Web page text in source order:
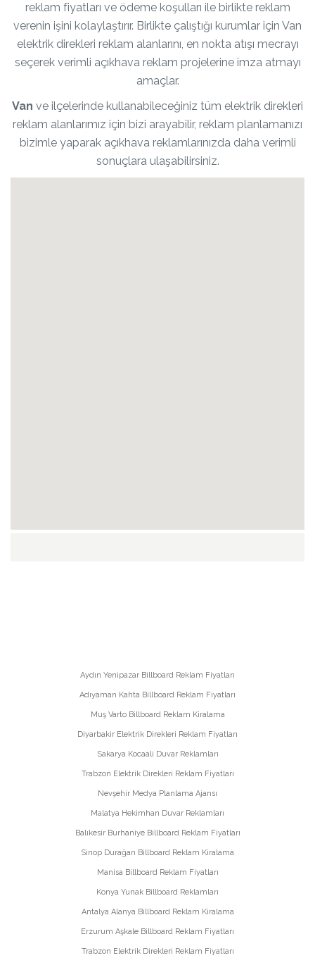
reklam fiyatları ve ödeme koşulları ile birlikte reklam
verenin işini kolaylaştırır. Birlikte çalıştığı kurumlar için Van
elektrik direkleri reklam alanlarını, en nokta atışı mecrayı
seçerek verimli açıkhava reklam projelerine imza atmayı
amaçlar.
Van ve ilçelerinde kullanabileceğiniz tüm elektrik direkleri
reklam alanlarımız için bizi arayabilir, reklam planlamanızı
bizimle yaparak açıkhava reklamlarınızda daha verimli
sonuçlara ulaşabilirsiniz.
Aydın Yenipazar Billboard Reklam Fiyatları
Adıyaman Kahta Billboard Reklam Fiyatları
Muş Varto Billboard Reklam Kiralama
Diyarbakir Elektrik Direkleri Reklam Fiyatları
Sakarya Kocaali Duvar Reklamları
Trabzon Elektrik Direkleri Reklam Fiyatları
Nevşehir Medya Planlama Ajansı
Malatya Hekimhan Duvar Reklamları
Balıkesir Burhaniye Billboard Reklam Fiyatları
Sinop Durağan Billboard Reklam Kiralama
Manisa Billboard Reklam Fiyatları
Konya Yunak Billboard Reklamları
Antalya Alanya Billboard Reklam Kiralama
Erzurum Aşkale Billboard Reklam Fiyatları
Trabzon Elektrik Direkleri Reklam Fiyatları